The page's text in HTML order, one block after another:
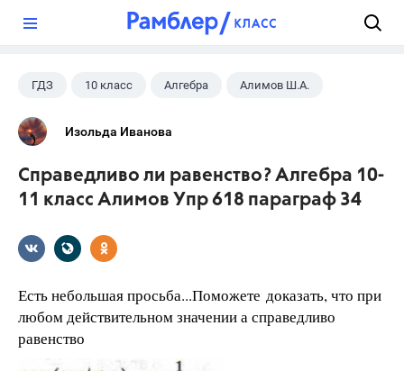
ГДЗ 10 класс Алгебра Алимов Ш.А.
Изольда Иванова
Справедливо ли равенство? Алгебра 10-
11 класс Алимов Упр 618 параграф 34
Есть небольшая просьба...Поможете доказать, что при
любом действительном значении а справедливо
равенство